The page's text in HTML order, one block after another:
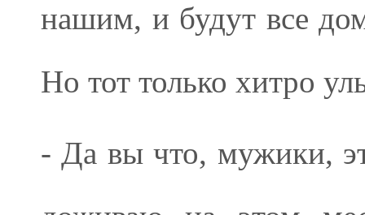
нашим, и будут все
Но тот только хитро
- Да вы что, мужики,